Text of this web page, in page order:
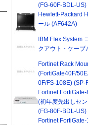
(FG-60F-BDL-US)
Hewlett-Packard
ール (AF642A)
IBM Flex System
クアウト・ケーブ
Fortinet Rack
(FortiGate40F/
0F/FS-108E) (SP-
Fortinet
(初年度先出しセ
(FG-80F-BDL-US)
Fortinet